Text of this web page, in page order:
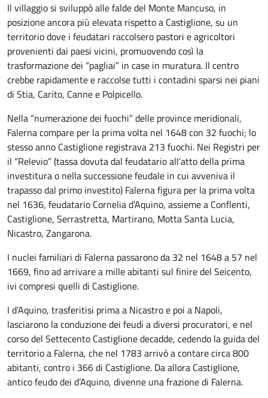
Il villaggio si sviluppò alle falde del Monte Mancuso, in
posizione ancora più elevata rispetto a Castiglione, su un
territorio dove i feudatari raccolsero pastori e agricoltori
provenienti dai paesi vicini, promuovendo così la
trasformazione dei “pagliai” in case in muratura. Il centro
crebbe rapidamente e raccolse tutti i contadini sparsi nei piani
di Stia, Carito, Canne e Polpicello.
Nella “numerazione dei fuochi” delle province meridionali,
Falerna compare per la prima volta nel 1648 con 32 fuochi; lo
stesso anno Castiglione registrava 213 fuochi. Nei Registri per
il “Relevio” (tassa dovuta dal feudatario all’atto della prima
investitura o nella successione feudale in cui avveniva il
trapasso dal primo investito) Falerna figura per la prima volta
nel 1636, feudatario Cornelia d’Aquino, assieme a Conflenti,
Castiglione, Serrastretta, Martirano, Motta Santa Lucia,
Nicastro, Zangarona.
I nuclei familiari di Falerna passarono da 32 nel 1648 a 57 nel
1669, fino ad arrivare a mille abitanti sul finire del Seicento,
ivi compresi quelli di Castiglione.
I d’Aquino, trasferitisi prima a Nicastro e poi a Napoli,
lasciarono la conduzione dei feudi a diversi procuratori, e nel
corso del Settecento Castiglione decadde, cedendo la guida del
territorio a Falerna, che nel 1783 arrivò a contare circa 800
abitanti, contro i 366 di Castiglione. Da allora Castiglione,
antico feudo dei d’Aquino, divenne una frazione di Falerna.